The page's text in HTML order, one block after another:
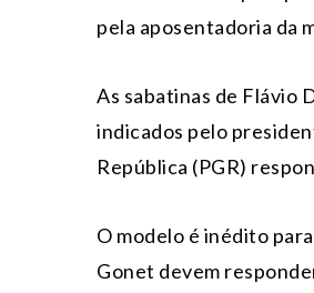
pela aposentadoria da
As sabatinas de Flávio
indicados pelo
República (PGR)
O modelo é inédito
Gonet devem